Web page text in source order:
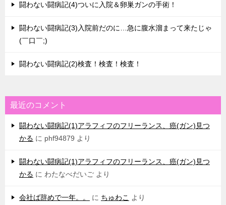
闘わない闘病記(4)ついに入院＆卵巣ガンの手術！
闘わない闘病記(3)入院前だのに…急に腹水溜まって来たじゃ
(￣口￣;)
闘わない闘病記(2)検査！検査！検査！
最近のコメント
闘わない闘病記(1)アラフィフのフリーランス、癌(ガン)見つ
かる に phf94879 より
闘わない闘病記(1)アラフィフのフリーランス、癌(ガン)見つ
かる に わたなべだいご より
会社ば辞めで一年。。 に ちゅわこ より